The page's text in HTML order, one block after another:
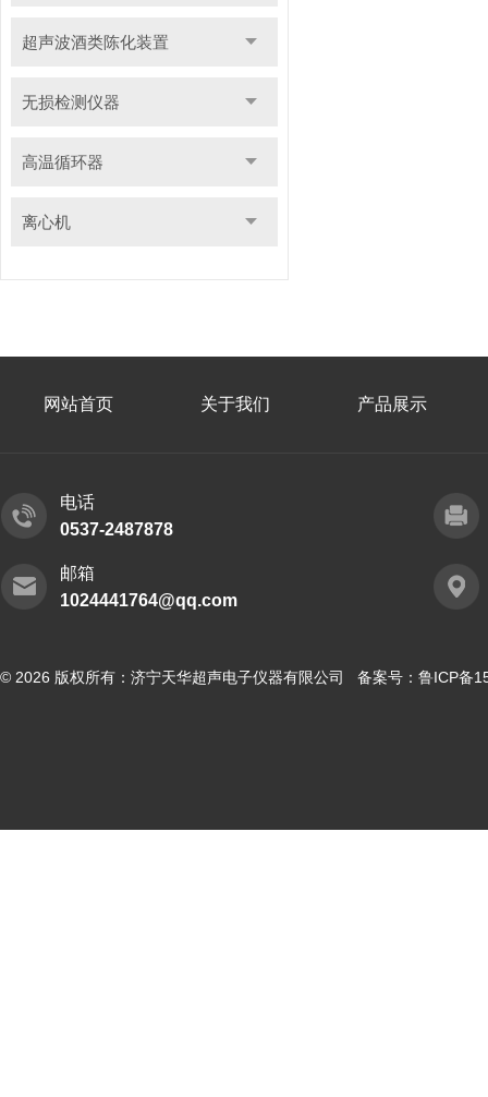
超声波酒类陈化装置
无损检测仪器
高温循环器
离心机
网站首页 关于我们 产品展示
电话
0537-2487878
邮箱
1024441764@qq.com
© 2026 版权所有：济宁天华超声电子仪器有限公司 备案号： 鲁ICP备